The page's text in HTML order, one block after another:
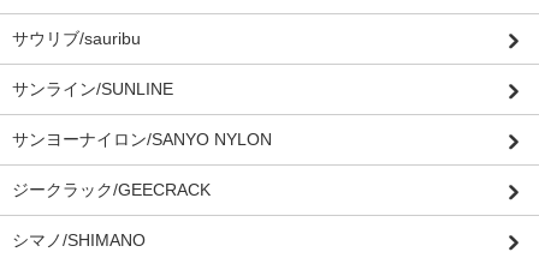
サウリブ/sauribu
サンライン/SUNLINE
サンヨーナイロン/SANYO NYLON
ジークラック/GEECRACK
シマノ/SHIMANO